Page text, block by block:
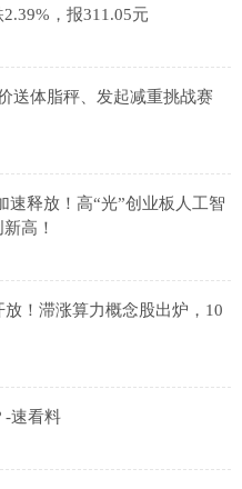
，报311.05元
送体脂秤、发起减重挑战赛
速释放！高“光”创业板人工智
高！
！滞涨算力概念股出炉，10
-速看料